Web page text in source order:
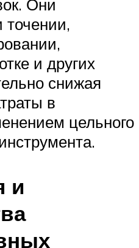
Они
точении,
и других
снижая
в
цельного
и